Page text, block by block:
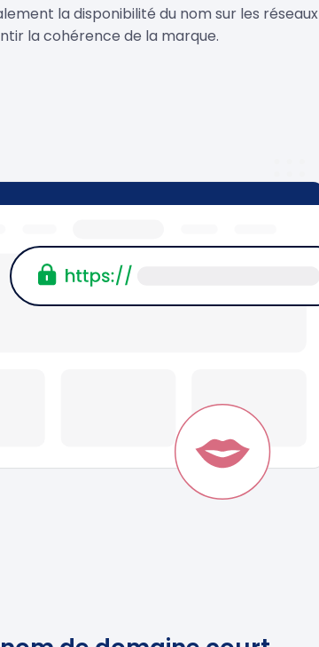
la disponibilité du nom sur les réseaux
la cohérence de la marque.